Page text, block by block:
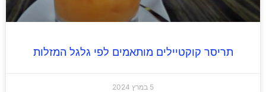
תריסר קוקטיילים מותאמים לפי גלגל המזלות